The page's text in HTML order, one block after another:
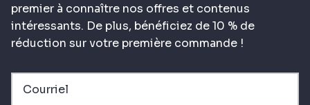
premier à connaître nos offres et contenus
intéressants. De plus, bénéficiez de 10 % de
réduction sur votre première commande !